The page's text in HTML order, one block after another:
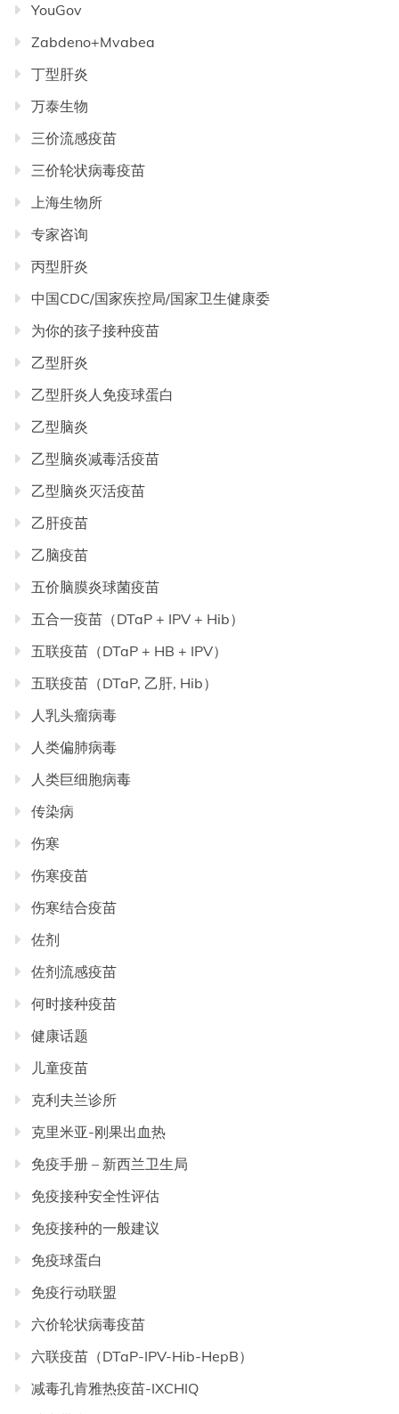
YouGov
Zabdeno+Mvabea
丁型肝炎
万泰生物
三价流感疫苗
三价轮状病毒疫苗
上海生物所
专家咨询
丙型肝炎
中国CDC/国家疾控局/国家卫生健康委
为你的孩子接种疫苗
乙型肝炎
乙型肝炎人免疫球蛋白
乙型脑炎
乙型脑炎减毒活疫苗
乙型脑炎灭活疫苗
乙肝疫苗
乙脑疫苗
五价脑膜炎球菌疫苗
五合一疫苗（DTaP + IPV + Hib）
五联疫苗（DTaP + HB + IPV）
五联疫苗（DTaP, 乙肝, Hib）
人乳头瘤病毒
人类偏肺病毒
人类巨细胞病毒
传染病
伤寒
伤寒疫苗
伤寒结合疫苗
佐剂
佐剂流感疫苗
何时接种疫苗
健康话题
儿童疫苗
克利夫兰诊所
克里米亚-刚果出血热
免疫手册 – 新西兰卫生局
免疫接种安全性评估
免疫接种的一般建议
免疫球蛋白
免疫行动联盟
六价轮状病毒疫苗
六联疫苗（DTaP-IPV-Hib-HepB）
减毒孔肯雅热疫苗-IXCHIQ